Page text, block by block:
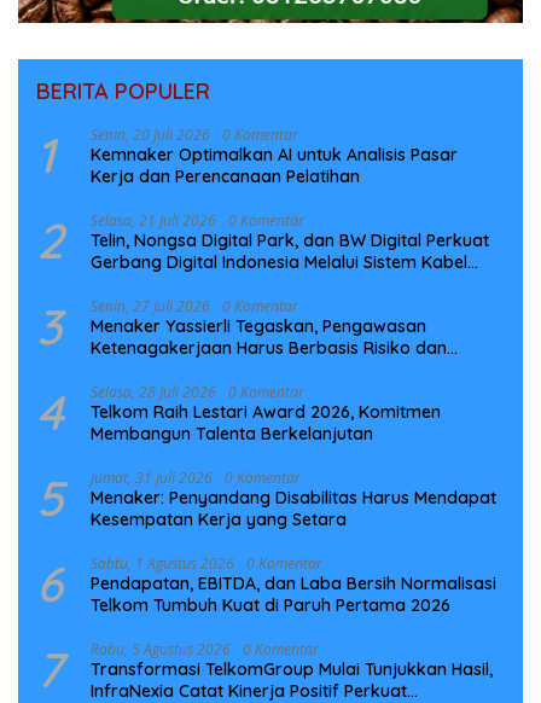
BERITA POPULER
1 Senin, 20 Juli 2026 0 Komentar
Kemnaker Optimalkan AI untuk Analisis Pasar
Kerja dan Perencanaan Pelatihan
2 Selasa, 21 Juli 2026 0 Komentar
Telin, Nongsa Digital Park, dan BW Digital Perkuat
Gerbang Digital Indonesia Melalui Sistem Kabel
3 Senin, 27 Juli 2026 0 Komentar
Menaker Yassierli Tegaskan, Pengawasan
Ketenagakerjaan Harus Berbasis Risiko dan
4 Selasa, 28 Juli 2026 0 Komentar
Telkom Raih Lestari Award 2026, Komitmen
Membangun Talenta Berkelanjutan
5 Jumat, 31 Juli 2026 0 Komentar
Menaker: Penyandang Disabilitas Harus Mendapat
Kesempatan Kerja yang Setara
6 Sabtu, 1 Agustus 2026 0 Komentar
Pendapatan, EBITDA, dan Laba Bersih Normalisasi
Telkom Tumbuh Kuat di Paruh Pertama 2026
7 Rabu, 5 Agustus 2026 0 Komentar
Transformasi TelkomGroup Mulai Tunjukkan Hasil,
InfraNexia Catat Kinerja Positif Perkuat